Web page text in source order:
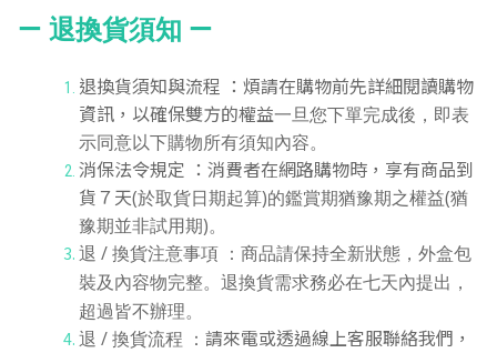
ㄧ 退換貨須知 ㄧ
退換貨須知與流程 ：煩請在購物前先詳細閱讀購物
資訊，以確保雙方的權益一旦您下單完成後，即表
示同意以下購物所有須知內容。
消保法令規定 ：消費者在網路購物時，享有商品到
貨７天(於取貨日期起算)的鑑賞期猶豫期之權益(猶
豫期並非試用期)。
退 / 換貨注意事項 ： 商品請保持全新狀態，外盒包
裝及內容物完整。 退換貨需求務必在七天內提出，
超過皆不辦理。
退 / 換貨流程 ： 請來電或透過線上客服聯絡我們，